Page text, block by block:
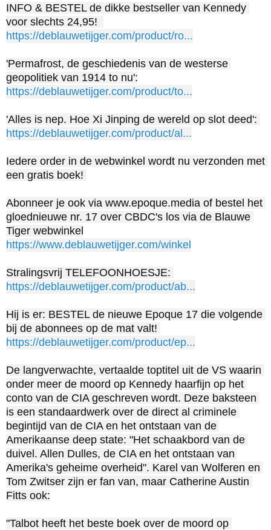
INFO & BESTEL de dikke bestseller van Kennedy
https://deblauwetijger.com/product/ro...
'Permafrost, de geschiedenis van de westerse
https://deblauwetijger.com/product/to...
'Alles is nep. Hoe Xi Jinping de wereld op slot deed':
https://deblauwetijger.com/product/al...
Iedere order in de webwinkel wordt nu verzonden met
een gratis boek!
Abonneer je ook via www.epoque.media of bestel het
gloednieuwe nr. 17 over CBDC's los via de Blauwe
https://www.deblauwetijger.com/winkel
Stralingsvrij TELEFOONHOESJE:
https://deblauwetijger.com/product/ab...
Hij is er: BESTEL de nieuwe Epoque 17 die volgende
bij de abonnees op de mat valt!
https://deblauwetijger.com/product/ep...
De langverwachte, vertaalde toptitel uit de VS waarin
onder meer de moord op Kennedy haarfijn op het
conto van de CIA geschreven wordt. Deze baksteen
is een standaardwerk over de direct al criminele
begintijd van de CIA en het ontstaan van de
Amerikaanse deep state: "Het schaakbord van de
duivel. Allen Dulles, de CIA en het ontstaan van
Amerika's geheime overheid". Karel van Wolferen en
Tom Zwitser zijn er fan van, maar Catherine Austin
Fitts ook:
"Talbot heeft het beste boek over de moord op